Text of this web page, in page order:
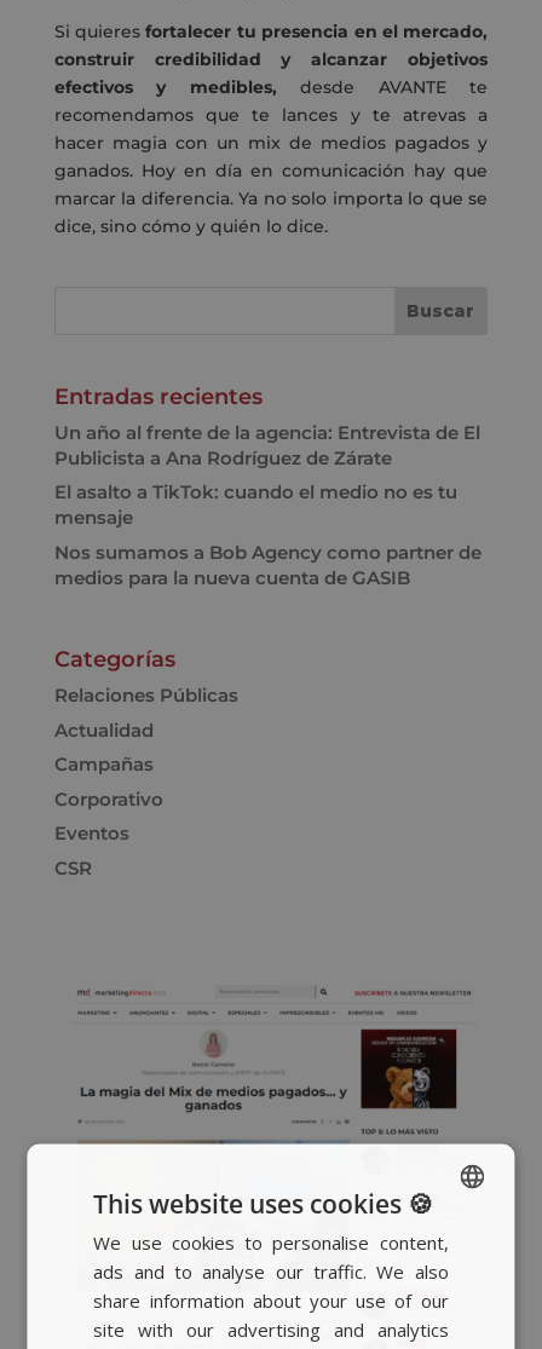
Si quieres fortalecer tu presencia en el mercado,
construir credibilidad y alcanzar objetivos
efectivos y medibles,
desde AVANTE te
recomendamos que te lances y te atrevas a
hacer magia con un mix de medios pagados y
ganados. Hoy en día en comunicación hay que
marcar la diferencia. Ya no solo importa lo que se
dice, sino cómo y quién lo dice.
Entradas recientes
Un año al frente de la agencia: Entrevista de El
Publicista a Ana Rodríguez de Zárate
El asalto a TikTok: cuando el medio no es tu
mensaje
Nos sumamos a Bob Agency como partner de
medios para la nueva cuenta de GASIB
Categorías
Relaciones Públicas
Actualidad
Campañas
Corporativo
Eventos
CSR
SPANISH
BASQUE
CATALAN
This website uses cookies 🍪
We use cookies to personalise content,
ads and to analyse our traffic. We also
share information about your use of our
site with our advertising and analytics